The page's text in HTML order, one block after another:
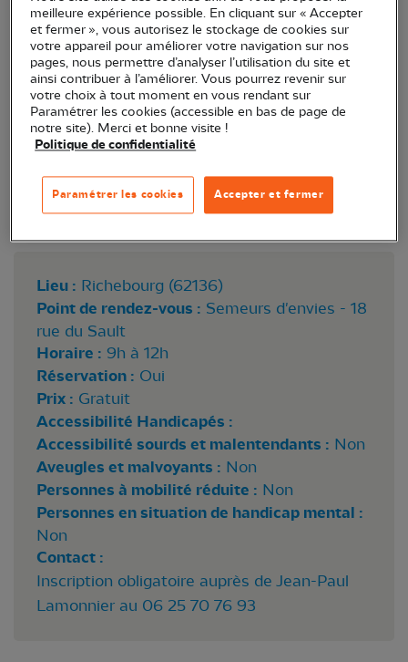
Chardonneret élégant - Marcel MARTEL
Lieu : Richebourg (62136)
Point de rendez-vous : Semeurs d'envies - 18
rue du Sault
Horaire : 9h à 12h
Réservation : Oui
Prix : Gratuit
Accessibilité Handicapés :
Accessibilité sourds et malentendants : Non
Aveugles et malvoyants : Non
Personnes à mobilité réduite : Non
Personnes en situation de handicap mental :
Non
Contact :
Inscription obligatoire auprès de Jean-Paul
Lamonnier au 06 25 70 76 93
meilleure expérience possible. En cliquant sur « Accepter
et fermer », vous autorisez le stockage de cookies sur
votre appareil pour améliorer votre navigation sur nos
pages, nous permettre d’analyser l’utilisation du site et
ainsi contribuer à l’améliorer. Vous pourrez revenir sur
votre choix à tout moment en vous rendant sur
Paramétrer les cookies (accessible en bas de page de
notre site). Merci et bonne visite !
Politique de confidentialité
Accepter et fermer
Paramétrer les cookies